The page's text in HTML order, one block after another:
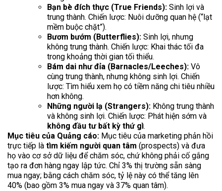
Bạn bè đích thực (True Friends): Sinh lợi và
trung thành. Chiến lược: Nuôi dưỡng quan hệ (“lạt
mềm buộc chặt”).
Bươm bướm (Butterflies): Sinh lợi, nhưng
không trung thành. Chiến lược: Khai thác tối đa
trong khoảng thời gian tối thiểu.
Bám dai như đỉa (Barnacles/Leeches): Vô
cùng trung thành, nhưng không sinh lợi. Chiến
lược: Tìm hiểu xem họ có tiềm năng chi tiêu nhiều
hơn không.
Những người lạ (Strangers): Không trung thành
và không sinh lợi. Chiến lược: Phát hiện sớm và
không đầu tư bất kỳ thứ gì.
Mục tiêu của Quảng cáo: Mục tiêu của marketing phản hồi
trực tiếp là tìm kiếm người quan tâm (prospects) và đưa
họ vào cơ sở dữ liệu để chăm sóc, chứ không phải cố gắng
tạo ra đơn hàng ngay lập tức. Chỉ 3% thị trường sẵn sàng
mua ngay; bằng cách chăm sóc, tỷ lệ này có thể tăng lên
40% (bao gồm 3% mua ngay và 37% quan tâm).